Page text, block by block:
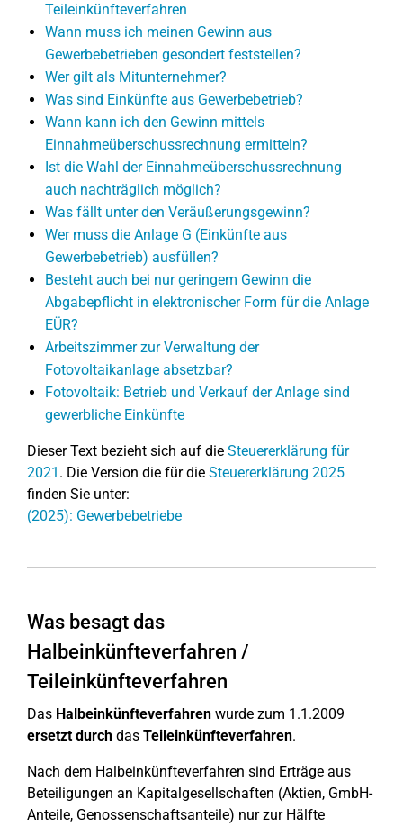
Teileinkünfteverfahren
Wann muss ich meinen Gewinn aus
Gewerbebetrieben gesondert feststellen?
Wer gilt als Mitunternehmer?
Was sind Einkünfte aus Gewerbebetrieb?
Wann kann ich den Gewinn mittels
Einnahmeüberschussrechnung ermitteln?
Ist die Wahl der Einnahmeüberschussrechnung
auch nachträglich möglich?
Was fällt unter den Veräußerungsgewinn?
Wer muss die Anlage G (Einkünfte aus
Gewerbebetrieb) ausfüllen?
Besteht auch bei nur geringem Gewinn die
Abgabepflicht in elektronischer Form für die Anlage
EÜR?
Arbeitszimmer zur Verwaltung der
Fotovoltaikanlage absetzbar?
Fotovoltaik: Betrieb und Verkauf der Anlage sind
gewerbliche Einkünfte
Dieser Text bezieht sich auf die Steuererklärung für
2021 . Die Version die für die Steuererklärung 2025
finden Sie unter:
(2025): Gewerbebetriebe
Was besagt das
Halbeinkünfteverfahren /
Teileinkünfteverfahren
Das Halbeinkünfteverfahren wurde zum 1.1.2009
ersetzt durch das Teileinkünfteverfahren.
Nach dem Halbeinkünfteverfahren sind Erträge aus
Beteiligungen an Kapitalgesellschaften (Aktien, GmbH-
Anteile, Genossenschaftsanteile) nur zur Hälfte